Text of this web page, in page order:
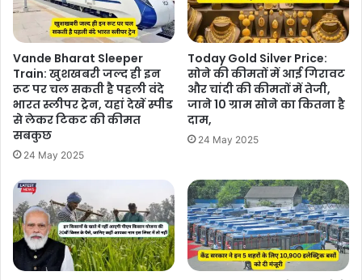
Vande Bharat Sleeper
Train: खुशखबरी जल्द ही इन
रूट पर चल सकती है पहली वंदे
भारत स्लीपर ट्रेन, यहां देखें स्पीड
से लेकर टिकट की कीमत
सबकुछ
24 May 2025
Today Gold Silver Price:
सोने की कीमतों में आई गिरावट
और चांदी की कीमतों में तेजी,
जाने 10 ग्राम सोने का कितना है
दाम,
24 May 2025